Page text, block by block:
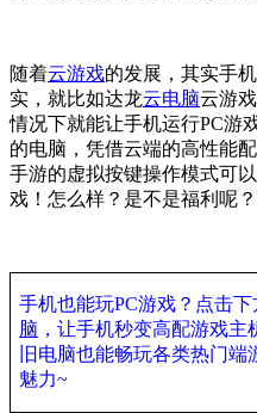
随着云游戏的发展，其实手
实，就比如达龙云电脑云游
情况下就能让手机运行PC游
的电脑，凭借云端的高性能
手游的虚拟按键操作模式可
戏！怎么样？是不是福利呢
手机也能玩PC游戏？点击下
脑 ，让手机秒变高配游戏主
旧电脑也能畅玩各类热门端
魅力~